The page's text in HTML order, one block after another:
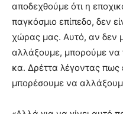
αποδεχθούμε ότι η
παγκόσμιο επίπεδο, δεν
χώρας μας. Αυτό, αν δεν
αλλάξουμε, μπορούμε να
κα. Δρέττα λέγοντας πως
μπορέσουμε να